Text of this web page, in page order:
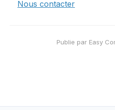
Nous contacter
Publie par Easy